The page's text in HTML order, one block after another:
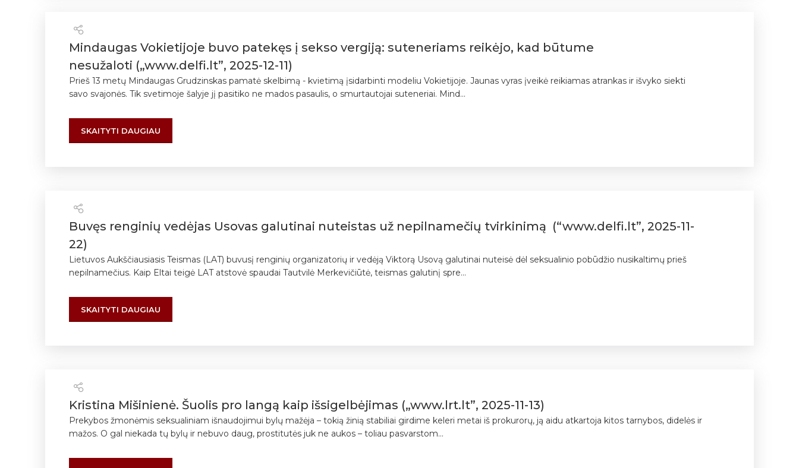
Mindaugas Vokietijoje buvo patekęs į sekso vergiją: suteneriams reikėjo, kad būtume
nesužaloti („www.delfi.lt”, 2025-12-11)
Prieš 13 metų Mindaugas Grudzinskas pamatė skelbimą - kvietimą įsidarbinti modeliu Vokietijoje. Jaunas vyras įveikė reikiamas atrankas ir išvyko siekti
savo svajonės. Tik svetimoje šalyje jį pasitiko ne mados pasaulis, o smurtautojai suteneriai. Mind...
SKAITYTI DAUGIAU
Buvęs renginių vedėjas Usovas galutinai nuteistas už nepilnamečių tvirkinimą (“www.delfi.lt”, 2025-11-
22)
Lietuvos Aukščiausiasis Teismas (LAT) buvusį renginių organizatorių ir vedėją Viktorą Usovą galutinai nuteisė dėl seksualinio pobūdžio nusikaltimų prieš
nepilnamečius. Kaip Eltai teigė LAT atstovė spaudai Tautvilė Merkevičiūtė, teismas galutinį spre...
SKAITYTI DAUGIAU
Kristina Mišinienė. Šuolis pro langą kaip išsigelbėjimas („www.lrt.lt”, 2025-11-13)
Prekybos žmonėmis seksualiniam išnaudojimui bylų mažėja – tokią žinią stabiliai girdime keleri metai iš prokurorų, ją aidu atkartoja kitos tarnybos, didelės ir
mažos. O gal niekada tų bylų ir nebuvo daug, prostitutės juk ne aukos – toliau pasvarstom...